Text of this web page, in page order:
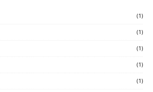
(1)
(1)
(1)
(1)
(1)